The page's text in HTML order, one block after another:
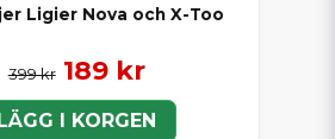
Ligier Nova och X-Too
399 kr 189 kr
LÄGG I KORGEN